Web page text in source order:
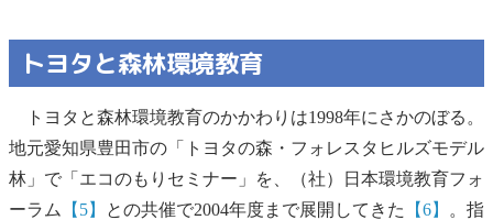
トヨタと森林環境教育
トヨタと森林環境教育のかかわりは1998年にさかのぼる。
地元愛知県豊田市の「トヨタの森・フォレスタヒルズモデル
林」で「エコのもりセミナー」を、（社）日本環境教育フォ
ーラム
【5】 との共催で2004年度まで展開してきた 【6】
。指